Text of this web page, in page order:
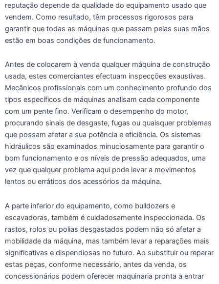
reputação depende da qualidade do equipamento usado que
vendem. Como resultado, têm processos rigorosos para
garantir que todas as máquinas que passam pelas suas mãos
estão em boas condições de funcionamento.
Antes de colocarem à venda qualquer máquina de construção
usada, estes comerciantes efectuam inspecções exaustivas.
Mecânicos profissionais com um conhecimento profundo dos
tipos específicos de máquinas analisam cada componente
com um pente fino. Verificam o desempenho do motor,
procurando sinais de desgaste, fugas ou quaisquer problemas
que possam afetar a sua potência e eficiência. Os sistemas
hidráulicos são examinados minuciosamente para garantir o
bom funcionamento e os níveis de pressão adequados, uma
vez que qualquer problema aqui pode levar a movimentos
lentos ou erráticos dos acessórios da máquina.
A parte inferior do equipamento, como bulldozers e
escavadoras, também é cuidadosamente inspeccionada. Os
rastos, rolos ou polias desgastados podem não só afetar a
mobilidade da máquina, mas também levar a reparações mais
significativas e dispendiosas no futuro. Ao substituir ou reparar
estas peças, conforme necessário, antes da venda, os
concessionários podem oferecer maquinaria pronta a entrar